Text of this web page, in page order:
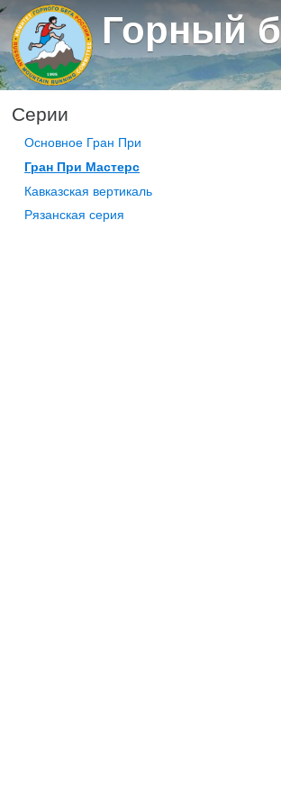
Горный
Серии
Основное Гран При
Гран При Мастерс
Кавказская вертикаль
Рязанская серия